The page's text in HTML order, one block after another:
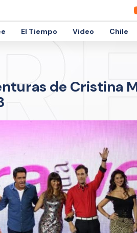
El Tiempo Video Chile
de Cristina